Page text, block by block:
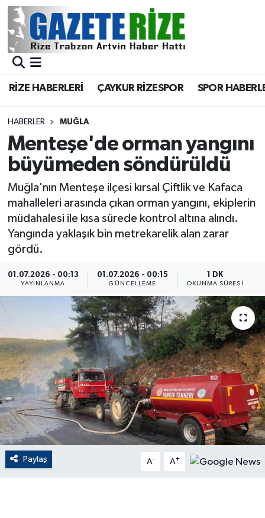
RİZE HABERLERİ ÇAYKUR RİZESPOR SPOR
HABERLER MUĞLA
Menteşe'de orman yangını
büyümeden söndürüldü
Muğla'nın Menteşe ilçesi kırsal Çiftlik ve Kafaca
mahalleleri arasında çıkan orman yangını, ekiplerin
müdahalesi ile kısa sürede kontrol altına alındı.
Yangında yaklaşık bin metrekarelik alan zarar
gördü.
01.07.2026 - 00:13
YAYINLANMA
01.07.2026 - 00:15
GÜNCELLEME
1 DK
OKUNMA SÜRESI
Paylaş A- A+
BÖLGEMİZ
Asayiş
Rize Jandarma Komutanlığı
Bilim Teknoloji
Canlı Maç
ÇEVRE
Dış Haberler
Dünya
EĞİTİM
EKONOMİ
English News
Finans
Merkez Nöbetçi Eczaneler
Merkez Trafik Yoğunluk Haritası
Süper Lig Puan Durumu ve Fikstür
Tüm Manşetler
Son Dakika Haberleri